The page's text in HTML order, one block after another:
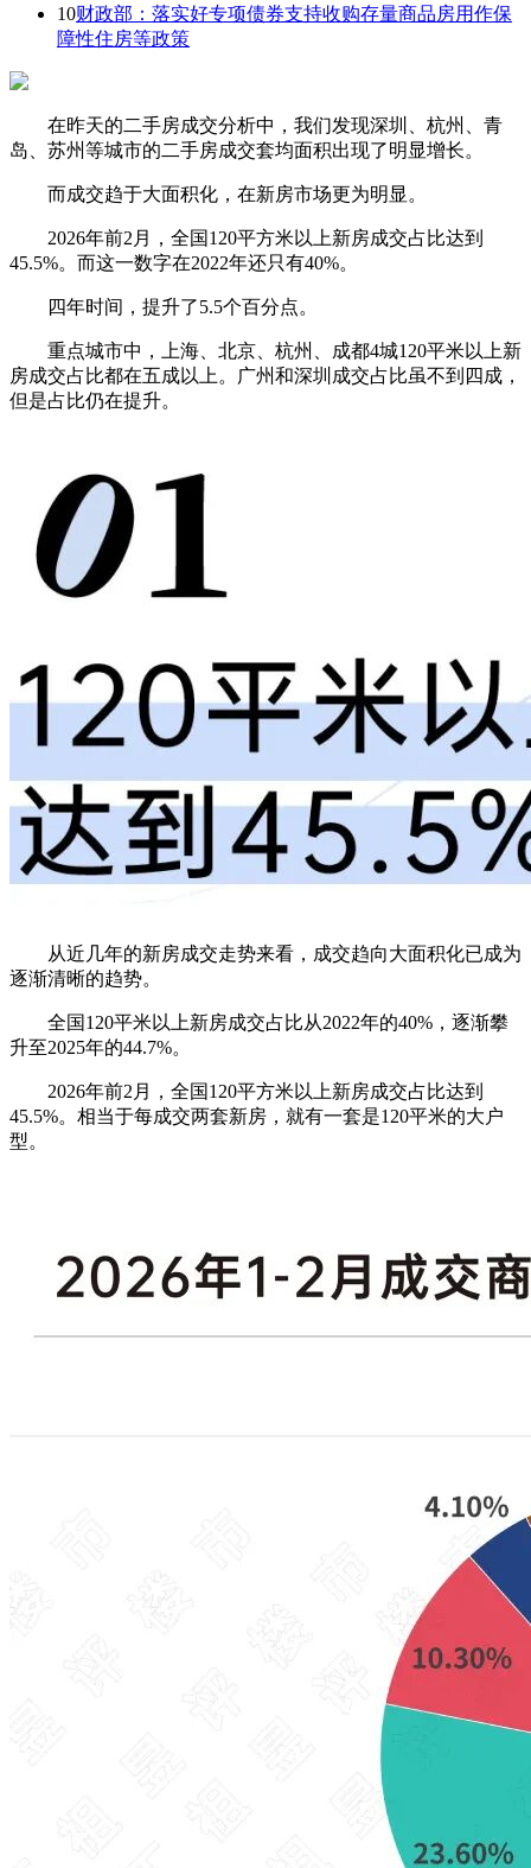
10财政部：落实好专项债券支持收购存量商品房用作保
障性住房等政策
在昨天的二手房成交分析中，我们发现深圳、杭州、青
岛、苏州等城市的二手房成交套均面积出现了明显增长。
而成交趋于大面积化，在新房市场更为明显。
2026年前2月， 全国120平方米以上新房成交占比达到
45.5%。 而这一数字在2022年还只有40%。
四年时间，提升了5.5个百分点。
重点城市中，上海、北京、杭州、成都4城120平米以上新
房成交占比都在五成以上。广州和深圳成交占比虽不到四成，
但是占比仍在提升。
从近几年的新房成交走势来看，成交趋向大面积化已成为
逐渐清晰的趋势。
全国120平米以上新房成交占比从2022年的40%，逐渐攀
升至2025年的44.7%。
2026年前2月，全国120平方米以上新房成交占比达到
45.5%。 相当于每成交两套新房，就有一套是120平米的大户
型。